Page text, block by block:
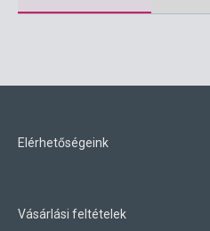
Elérhetőségeink
Vásárlási feltételek